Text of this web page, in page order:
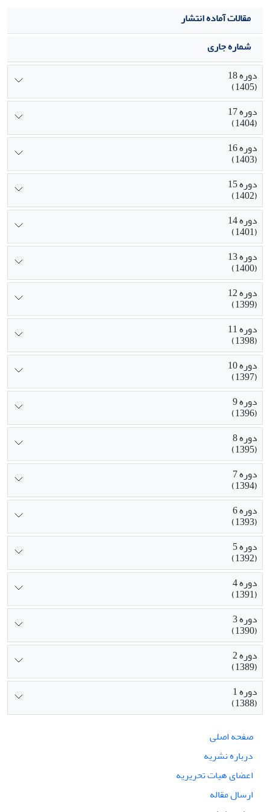
مقالات آماده انتشار
شماره جاری
دوره 18
(1405)
دوره 17
(1404)
دوره 16
(1403)
دوره 15
(1402)
دوره 14
(1401)
دوره 13
(1400)
دوره 12
(1399)
دوره 11
(1398)
دوره 10
(1397)
دوره 9
(1396)
دوره 8
(1395)
دوره 7
(1394)
دوره 6
(1393)
دوره 5
(1392)
دوره 4
(1391)
دوره 3
(1390)
دوره 2
(1389)
دوره 1
(1388)
صفحه اصلی
درباره نشریه
اعضای هیات تحریریه
ارسال مقاله